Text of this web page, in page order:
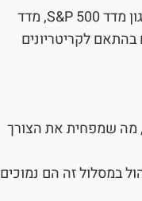
במסלול פסיבי, קרן ההשתלמות משקיעה בנכסים על פי מדדים מוגדרים מראש, כגון מדד S&P 500, מדד
לקריטריונים
מה שמפחית את הצורך
במסלול זה הם נמוכים